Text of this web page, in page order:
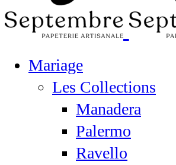
Mariage
Les Collections
Manadera
Palermo
Ravello